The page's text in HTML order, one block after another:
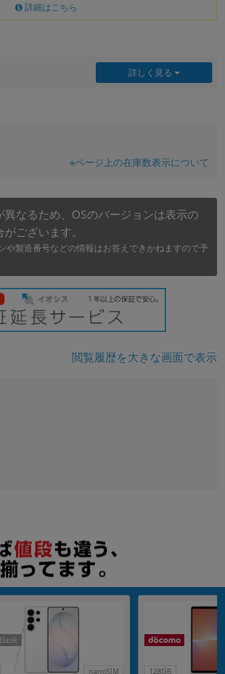
詳細はこちら
詳しく見る
※ページ上の在庫数表示について
異なるため、OSのバージョンは表示の
ございます。
や製造番号などの情報はお答えできかねますので予
閲覧履歴を大きな画面で表示
nanoSIM 128GB
月 まで
す。